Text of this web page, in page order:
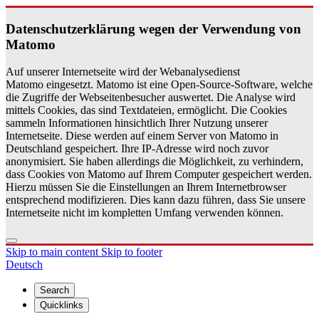
Daten­schutzerklärung wegen der Ver­wen­dung von
Matomo
Auf unserer Internetseite wird der Webanalysedienst
Matomo eingesetzt. Matomo ist eine Open-Source-Software, welche
die Zugriffe der Webseitenbesucher auswertet. Die Analyse wird
mittels Cookies, das sind Textdateien, ermöglicht. Die Cookies
sammeln Informationen hinsichtlich Ihrer Nutzung unserer
Internetseite. Diese werden auf einem Server von Matomo in
Deutschland gespeichert. Ihre IP-Adresse wird noch zuvor
anonymisiert. Sie haben allerdings die Möglichkeit, zu verhindern,
dass Cookies von Matomo auf Ihrem Computer gespeichert werden.
Hierzu müssen Sie die Einstellungen an Ihrem Internetbrowser
entsprechend modifizieren. Dies kann dazu führen, dass Sie unsere
Internetseite nicht im kompletten Umfang verwenden können.
Skip to main content Skip to footer
Deutsch
Search
Quicklinks